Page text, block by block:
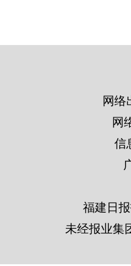
网络
网
信
福建日
未经报业集